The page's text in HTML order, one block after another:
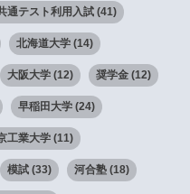
通テスト利用入試(41)
北海道大学(14)
大阪大学(12) 奨学金(12)
早稲田大学(24)
工業大学(11)
模試(33) 河合塾(18)